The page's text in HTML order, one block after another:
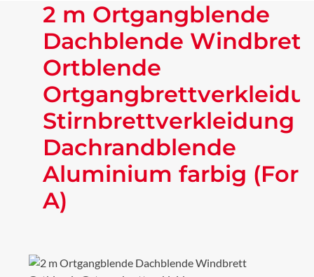
2 m Ortgangblende
Dachblende Windbrett
Ortblende
Stirnbrettverkleidung
Dachrandblende
Aluminium farbig
A)
Bildergalerie überspringen